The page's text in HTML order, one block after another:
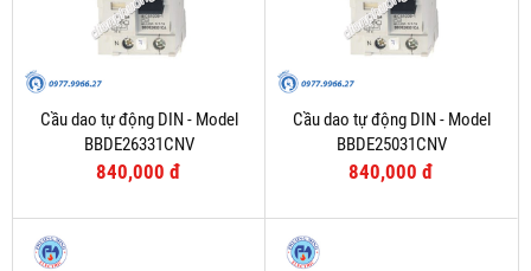
Cầu dao tự động DIN - Model
BBDE26331CNV
840,000 đ
Cầu dao tự động DIN - Model
BBDE25031CNV
840,000 đ